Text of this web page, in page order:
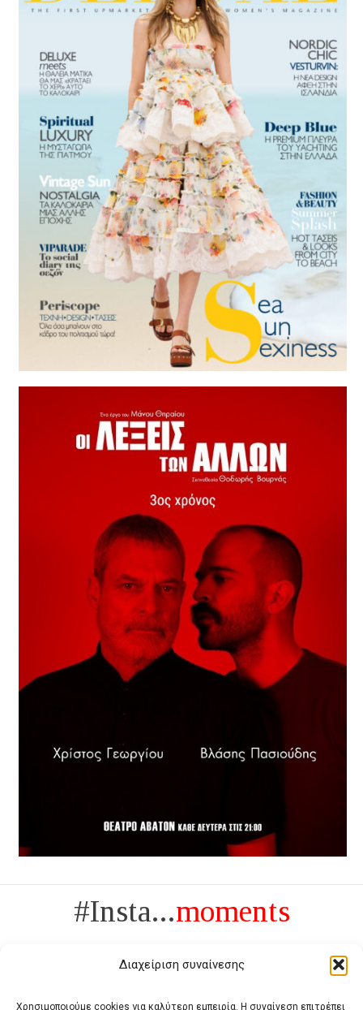
Διαχείριση συναίνεσης
Χρησιμοποιούμε cookies για καλύτερη εμπειρία. Η συναίνεση επιτρέπει
#Insta...moments